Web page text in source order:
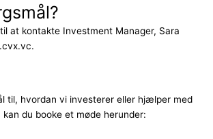
at kontakte Investment Manager, Sara
til, hvordan vi investerer eller hjælper med
du booke et møde herunder: